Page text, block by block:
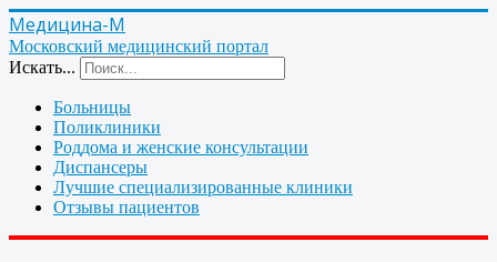
Медицина-М
Московский медицинский портал
Искать...
Больницы
Поликлиники
Роддома и женские консультации
Диспансеры
Лучшие специализированные клиники
Отзывы пациентов